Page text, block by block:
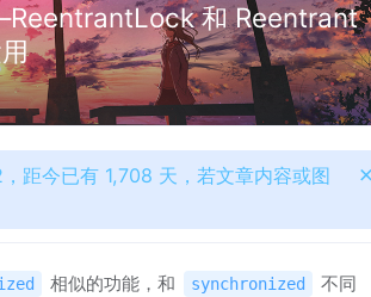
和 Reentrant
距今已有 1,708 天，若文章内容或图
相似的功能，和 synchronized
不同